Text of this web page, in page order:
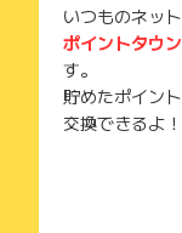
いつものネッ
ポイントタウ
す。
貯めたポイン
交換できるよ！